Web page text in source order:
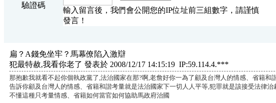
驗證碼
輸入留言後，我們會公開您的IP位址前三組數字，請謹慎
發言！
扁？A錢免坐牢？馬幕僚陷入激辯
犯最特赦,我看你老了 發表於 2008/12/17 14:15:19 IP:59.114.4.***
那抱歉我就看不起你個執政黨了,法治國家在那?啊,老詹好你一為了顧及台灣人的情感、省籍和
告訴你顧及台灣人的情感、省籍和諧考量就是法治國家下一切人人平等,犯罪就是該接受法律治
不懂這種只考量情感、省籍如何當官如何協助馬政府治國